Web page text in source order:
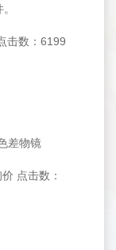
击数：6199
差物镜
点击数：